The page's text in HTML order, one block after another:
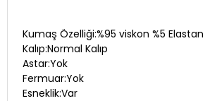
Kumaş Özelliği:%95 viskon %5 Elastan
Kalıp:Normal Kalıp
Astar:Yok
Fermuar:Yok
Esneklik:Var